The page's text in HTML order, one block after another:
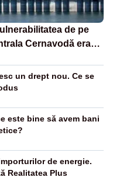
de pe
Cernavodă era
un drept nou. Ce se
este bine să avem bani
de energie.
Realitatea Plus